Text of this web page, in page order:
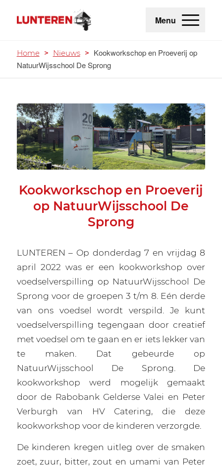
Menu
Home > Nieuws > Kookworkschop en Proeverij op
NatuurWijsschool De Sprong
Kookworkschop en Proeverij
op NatuurWijsschool De
Sprong
LUNTEREN – Op donderdag 7 en vrijdag 8
april 2022 was er een kookworkshop over
voedselverspilling op NatuurWijsschool De
Sprong voor de groepen 3 t/m 8. Eén derde
van ons voedsel wordt verspild. Je kunt
voedselverspilling tegengaan door creatief
met voedsel om te gaan en er iets lekker van
te maken. Dat gebeurde op
NatuurWijsschool De Sprong. De
kookworkshop werd mogelijk gemaakt
door de Rabobank Gelderse Valei en Peter
Verburgh van HV Catering, die deze
kookworkshop voor de kinderen verzorgde.
De kinderen kregen uitleg over de smaken
zoet, zuur, bitter, zout en umami van Peter